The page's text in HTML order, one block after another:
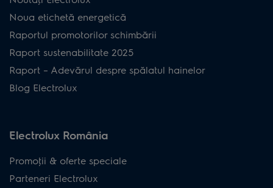
Noua etichetă energetică
Raportul promotorilor schimbării
Raport sustenabilitate 2025
Raport – Adevărul despre spălatul hainelor
Blog Electrolux
Electrolux România
Promoţii & oferte speciale
Parteneri Electrolux